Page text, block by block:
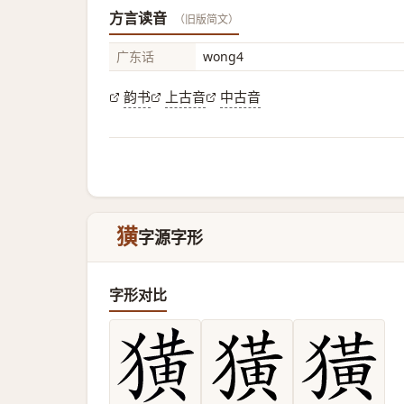
方言读音 （旧版简文）
广东话 wong4
韵书 上古音 中古音
獚字源字形
字形对比